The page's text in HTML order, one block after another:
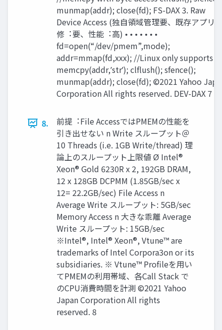
munmap(addr); close(fd); FS-DAX 3. Raw
Device Access (独⾃領域管理要、既存アプリ
修︓要、性能︓⾼) • • • • • • •
fd=open(“/dev/pmem”,mode);
addr=mmap(fd,xxx); //Linux only supports
memcpy(addr,ʼstrʼ); clﬂush(); sfence();
munmap(addr); close(fd); ©2021 Yahoo
Corporation All rights reserved. DEV-DAX 7
8.
前提︓File AccessではPMEMの性能を
引き出せない n Write スループット＠
10 Threads (i.e. 1GB Write/thread) 理
論上のスループット上限値 Ø Intel®
Xeon® Gold 6230R x 2, 192GB DRAM,
12 x 128GB DCPMM (1.85GB/sec x
12= 22.2GB/sec) File Access n
Average Write スループット: 5GB/sec
Memory Access n 大きな乖離 Average
Write スループット: 15GB/sec
※Intel®, Intel® Xeon®, Vtune™ are
trademarks of Intel Corpora3on or its
subsidiaries. ※ Vtune™ Profileを用い
てPMEMの利用帯域、各Call Stack で
のCPU消費時間を計測 ©2021 Yahoo
Japan Corporation All rights
reserved. 8